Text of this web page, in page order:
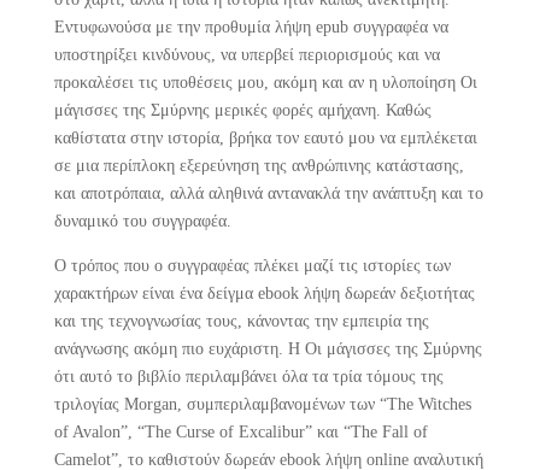
Εντυφωνούσα με την προθυμία λήψη epub συγγραφέα να
υποστηρίξει κινδύνους, να υπερβεί περιορισμούς και να
προκαλέσει τις υποθέσεις μου, ακόμη και αν η υλοποίηση Οι
μάγισσες της Σμύρνης μερικές φορές αμήχανη. Καθώς
καθίστατα στην ιστορία, βρήκα τον εαυτό μου να εμπλέκεται
σε μια περίπλοκη εξερεύνηση της ανθρώπινης κατάστασης,
και αποτρόπαια, αλλά αληθινά αντανακλά την ανάπτυξη και το
δυναμικό του συγγραφέα.
Ο τρόπος που ο συγγραφέας πλέκει μαζί τις ιστορίες των
χαρακτήρων είναι ένα δείγμα ebook λήψη δωρεάν δεξιοτήτας
και της τεχνογνωσίας τους, κάνοντας την εμπειρία της
ανάγνωσης ακόμη πιο ευχάριστη. Η Οι μάγισσες της Σμύρνης
ότι αυτό το βιβλίο περιλαμβάνει όλα τα τρία τόμους της
τριλογίας Morgan, συμπεριλαμβανομένων των “The Witches
of Avalon”, “The Curse of Excalibur” και “The Fall of
Camelot”, το καθιστούν δωρεάν ebook λήψη online αναλυτική